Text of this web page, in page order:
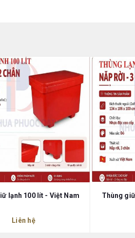
lạnh 100 lít - Việt Nam
Liên hệ
Thùng